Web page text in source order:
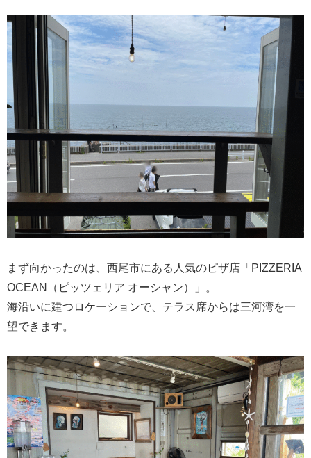
まず向かったのは、西尾市にある人気のピザ店「PIZZERIA
OCEAN（ピッツェリア オーシャン）」。
海沿いに建つロケーションで、テラス席からは三河湾を一
望できます。